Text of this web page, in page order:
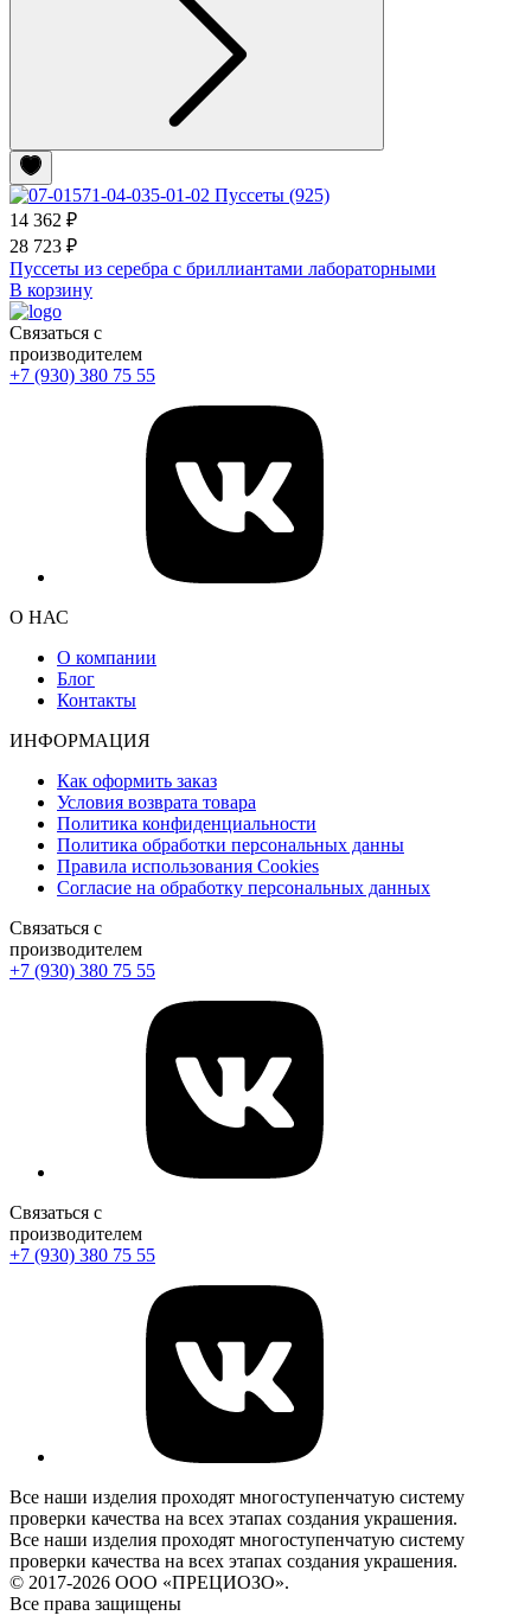
14 362 ₽
28 723 ₽
Пуссеты из серебра с бриллиантами лабораторными
В корзину
Связаться с
производителем
+7 (930) 380 75 55
О НАС
О компании
Блог
Контакты
ИНФОРМАЦИЯ
Как оформить заказ
Условия возврата товара
Политика конфиденциальности
Политика обработки персональных данны
Правила использования Cookies
Согласие на обработку персональных данных
Связаться с
производителем
+7 (930) 380 75 55
Связаться с
производителем
+7 (930) 380 75 55
Все наши изделия проходят многоступенчатую систему
проверки качества на всех этапах создания украшения.
Все наши изделия проходят многоступенчатую систему
проверки качества на всех этапах создания украшения.
© 2017-2026 ООО «ПРЕЦИОЗО».
Все права защищены